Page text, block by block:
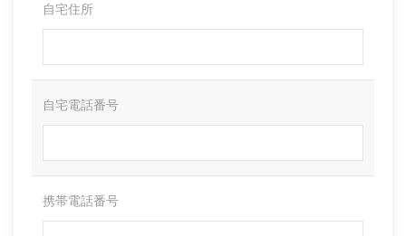
自宅住所
自宅電話番号
携帯電話番号